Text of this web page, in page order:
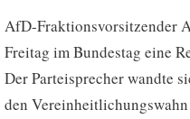
AfD-Fraktionsvorsitzender
Freitag im Bundestag eine
Der Parteisprecher wandte
den